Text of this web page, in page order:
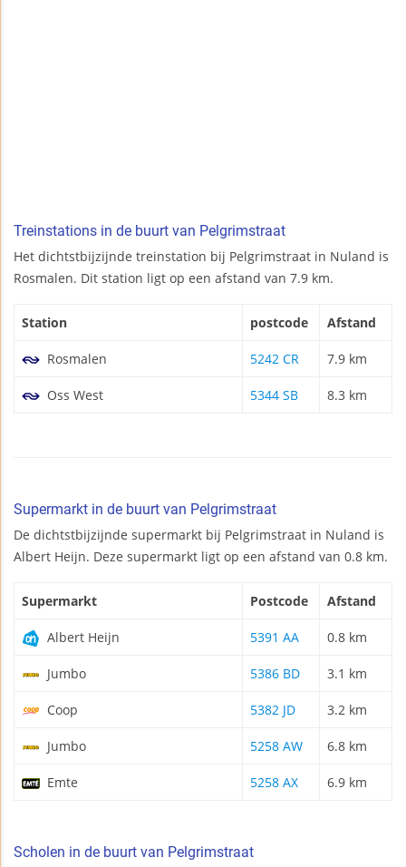
Treinstations in de buurt van Pelgrimstraat
Het dichtstbijzijnde treinstation bij Pelgrimstraat in Nuland is
Rosmalen. Dit station ligt op een afstand van 7.9 km.
Station postcode Afstand
Rosmalen 5242 CR 7.9 km
Oss West 5344 SB 8.3 km
Supermarkt in de buurt van Pelgrimstraat
De dichtstbijzijnde supermarkt bij Pelgrimstraat in Nuland is
Albert Heijn. Deze supermarkt ligt op een afstand van 0.8 km.
Supermarkt Postcode Afstand
Albert Heijn 5391 AA 0.8 km
Jumbo 5386 BD 3.1 km
Coop 5382 JD 3.2 km
Jumbo 5258 AW 6.8 km
Emte 5258 AX 6.9 km
Scholen in de buurt van Pelgrimstraat